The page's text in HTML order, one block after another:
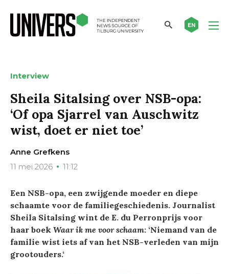
EN
Interview
Sheila Sitalsing over NSB-opa:
‘Of opa Sjarrel van Auschwitz
wist, doet er niet toe’
Anne Grefkens
11 mei 2026
11:12
Een NSB-opa, een zwijgende moeder en diepe
schaamte voor de familiegeschiedenis. Journalist
Sheila Sitalsing wint de E. du Perronprijs voor
haar boek Waar ik me voor schaam: ‘Niemand van de
familie wist iets af van het NSB-verleden van mijn
grootouders.‘